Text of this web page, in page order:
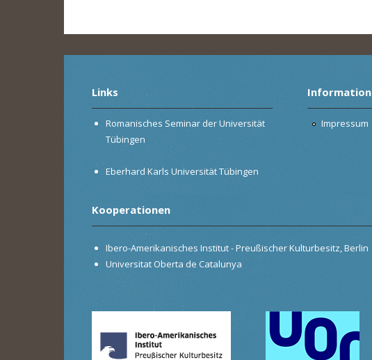
Links
Romanisches Seminar der Universität
Tübingen
Eberhard Karls Universität Tübingen
Information
Impressum
Kooperationen
Ibero-Amerikanisches Institut - Preußischer Kulturbesitz, Berlin
Universitat Oberta de Catalunya